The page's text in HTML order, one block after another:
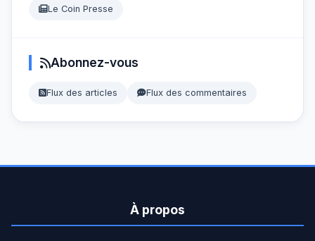
Le Coin Presse
Abonnez-vous
Flux des articles Flux des commentaires
À propos